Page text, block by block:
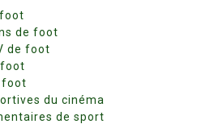
de foot
de foot
foot
du cinéma
de sport